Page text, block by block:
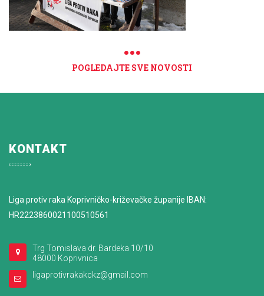
POGLEDAJTE SVE NOVOSTI
KONTAKT
Liga protiv raka Koprivničko-križevačke županije IBAN:
HR2223860021100510561
Trg Tomislava dr. Bardeka 10/10
48000 Koprivnica
ligaprotivrakakckz@gmail.com